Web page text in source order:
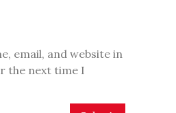
email, and website in
the next time I